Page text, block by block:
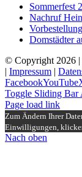
Sommerfest
Nachruf
Domstädter
© Copyright 2026
| Impressum |
FacebookYouTube
Toggle Sliding Bar
Page load link
Zum Ändern Ihrer
Einwilligungen,
Nach oben